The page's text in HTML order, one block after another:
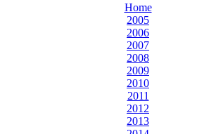
Home
2005
2006
2007
2008
2009
2010
2011
2012
2013